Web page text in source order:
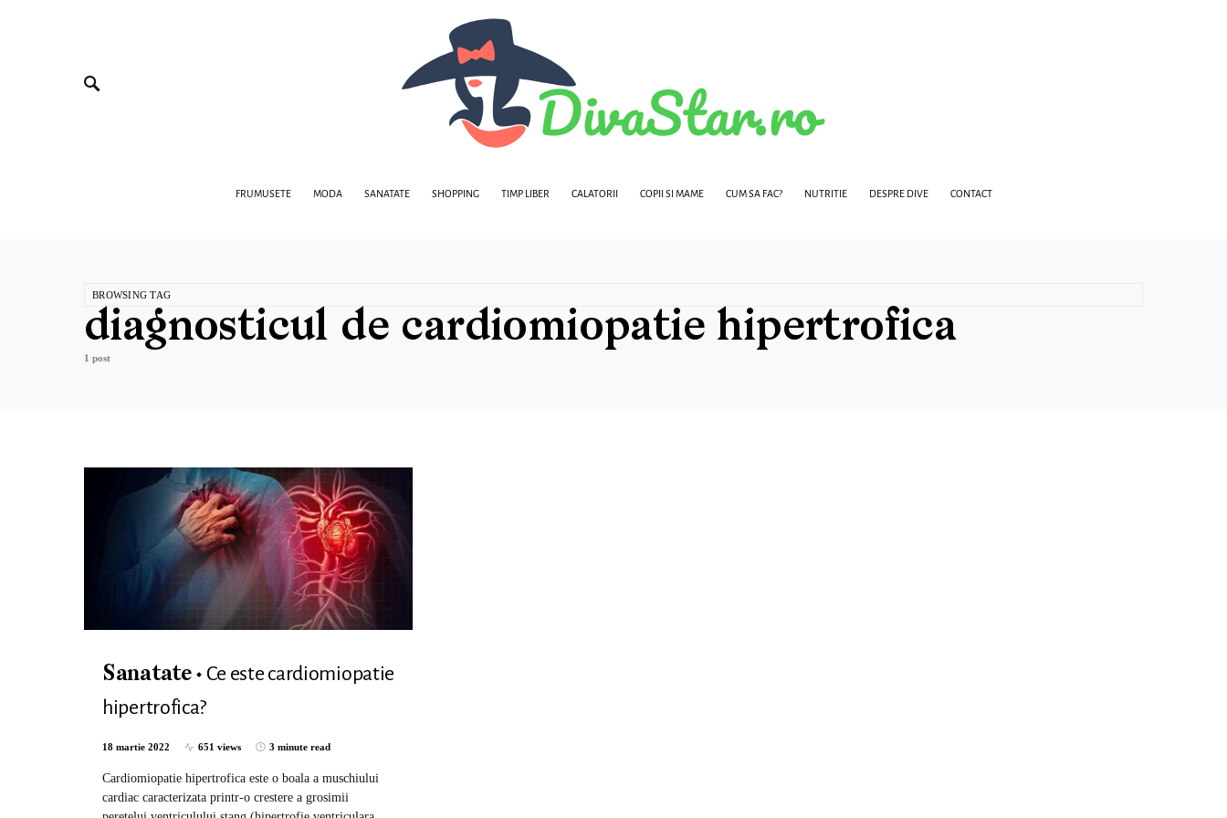
FRUMUSETE MODA SANATATE SHOPPING TIMP LIBER CALATORII COPII SI MAME CUM SA FAC? NUTRITIE DESPRE DIVE CONTACT
BROWSING TAG
diagnosticul de cardiomiopatie hipertrofica
1 post
Sanatate
Ce este cardiomiopatie
hipertrofica?
18 martie 2022 651 views 3 minute read
Cardiomiopatie hipertrofica este o boala a muschiului
cardiac caracterizata printr-o crestere a grosimii